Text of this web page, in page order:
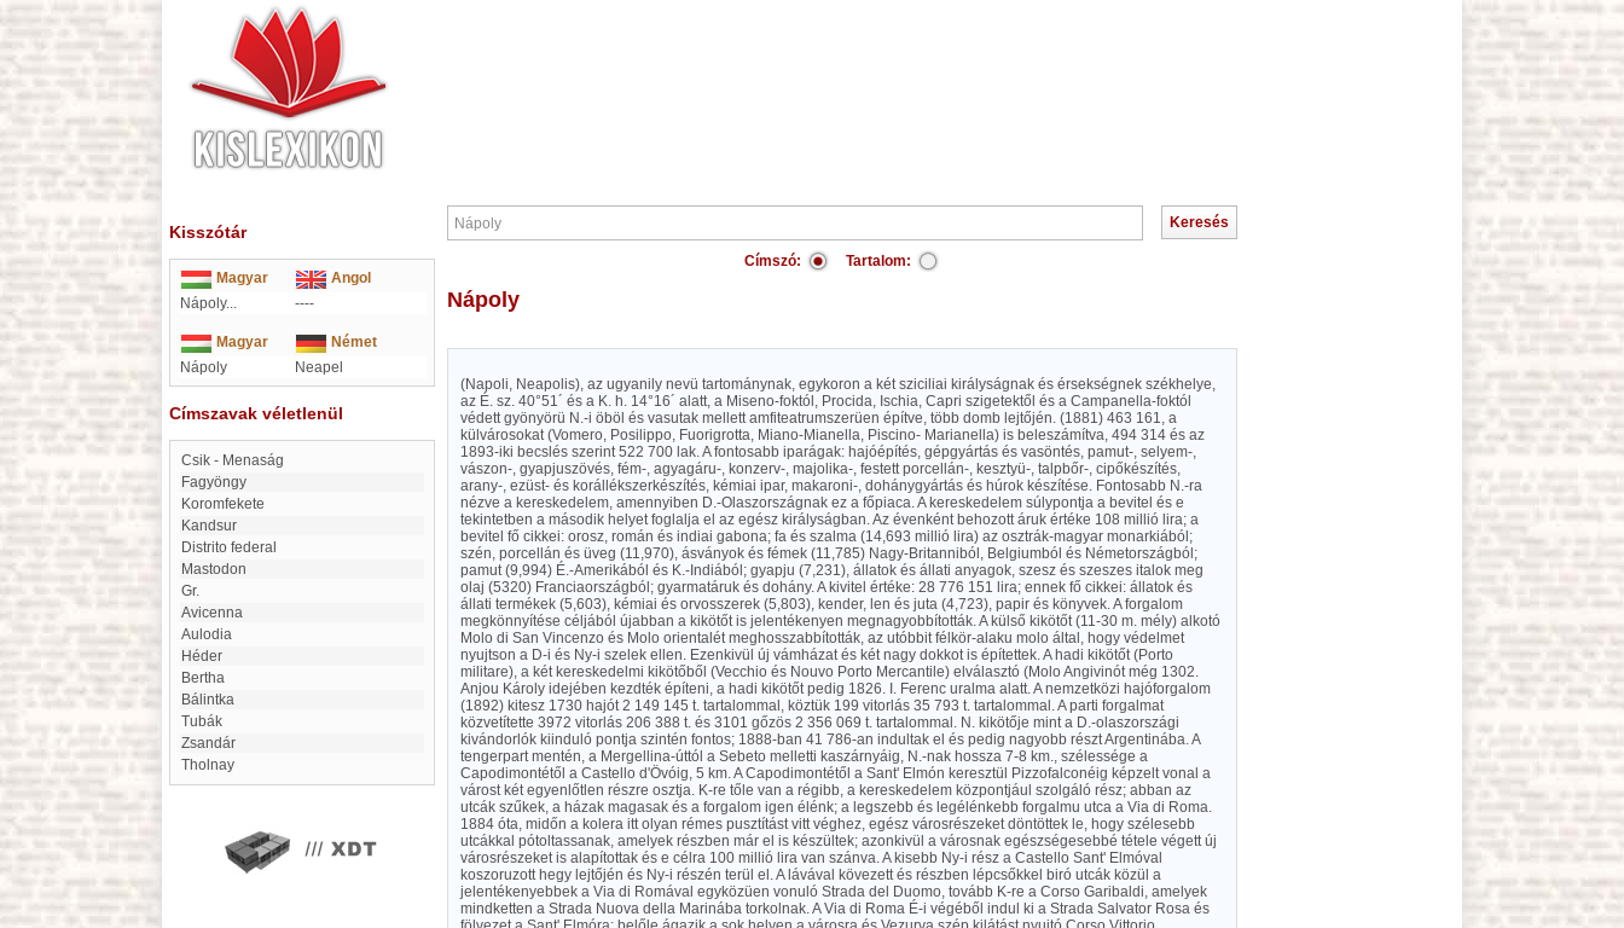
Kisszótár
Magyar
Angol
Nápoly...
----
Magyar
Német
Nápoly
Neapel
Címszavak véletlenül
Csik - Menaság
Fagyöngy
Koromfekete
Kandsur
Distrito federal
Mastodon
Gr.
Avicenna
Aulodia
héder
Bertha
Bálintka
Tubák
Zsandár
Tholnay
Címszó: Tartalom:
Nápoly
(Napoli, Neapolis), az ugyanily nevü tartománynak, egykoron a két sziciliai királyságnak és érsekségnek székhelye,
az É. sz. 40°51´ és a K. h. 14°16´ alatt, a Miseno-foktól, Procida, Ischia, Capri szigetektől és a Campanella-foktól
védett gyönyörü N.-i öböl és vasutak mellett amfiteatrumszerüen építve, több domb lejtőjén. (1881) 463 161, a
külvárosokat (Vomero, Posilippo, Fuorigrotta, Miano-Mianella, Piscino- Marianella) is beleszámítva, 494 314 és az
1893-iki becslés szerint 522 700 lak. A fontosabb iparágak: hajóépítés, gépgyártás és vasöntés, pamut-, selyem-,
vászon-, gyapjuszövés, fém-, agyagáru-, konzerv-, majolika-, festett porcellán-, kesztyü-, talpbőr-, cipőkészítés,
arany-, ezüst- és korállékszerkészítés, kémiai ipar, makaroni-, dohánygyártás és húrok készítése. Fontosabb N.-ra
nézve a kereskedelem, amennyiben D.-Olaszországnak ez a főpiaca. A kereskedelem súlypontja a bevitel és e
tekintetben a második helyet foglalja el az egész királyságban. Az évenként behozott áruk értéke 108 millió lira; a
bevitel fő cikkei: orosz, román és indiai gabona; fa és szalma (14,693 millió lira) az osztrák-magyar monarkiából;
szén, porcellán és üveg (11,970), ásványok és fémek (11,785) Nagy-Britanniból, Belgiumból és Németországból;
pamut (9,994) É.-Amerikából és K.-Indiából; gyapju (7,231), állatok és állati anyagok, szesz és szeszes italok meg
olaj (5320) Franciaországból; gyarmatáruk és dohány. A kivitel értéke: 28 776 151 lira; ennek fő cikkei: állatok és
állati termékek (5,603), kémiai és orvosszerek (5,803), kender, len és juta (4,723), papir és könyvek. A forgalom
megkönnyítése céljából újabban a kikötőt is jelentékenyen megnagyobbították. A külső kikötőt (11-30 m. mély) alkotó
Molo di San Vincenzo és Molo orientalét meghosszabbították, az utóbbit félkör-alaku molo által, hogy védelmet
nyujtson a D-i és Ny-i szelek ellen. Ezenkivül új vámházat és két nagy dokkot is építettek. A hadi kikötőt (Porto
militare), a két kereskedelmi kikötőből (Vecchio és Nouvo Porto Mercantile) elválasztó (Molo Angivinót még 1302.
Anjou Károly idejében kezdték építeni, a hadi kikötőt pedig 1826. I. Ferenc uralma alatt. A nemzetközi hajóforgalom
(1892) kitesz 1730 hajót 2 149 145 t. tartalommal, köztük 199 vitorlás 35 793 t. tartalommal. A parti forgalmat
közvetítette 3972 vitorlás 206 388 t. és 3101 gőzös 2 356 069 t. tartalommal. N. kikötője mint a D.-olaszországi
kivándorlók kiinduló pontja szintén fontos; 1888-ban 41 786-an indultak el és pedig nagyobb részt Argentinába. A
tengerpart mentén, a Mergellina-úttól a Sebeto melletti kaszárnyáig, N.-nak hossza 7-8 km., szélessége a
Capodimontétől a Castello d'Övóig, 5 km. A Capodimontétől a Sant' Elmón keresztül Pizzofalconéig képzelt vonal a
várost két egyenlőtlen részre osztja. K-re tőle van a régibb, a kereskedelem központjául szolgáló rész; abban az
utcák szűkek, a házak magasak és a forgalom igen élénk; a legszebb és legélénkebb forgalmu utca a Via di Roma.
1884 óta, midőn a kolera itt olyan rémes pusztítást vitt véghez, egész városrészeket döntöttek le, hogy szélesebb
utcákkal pótoltassanak, amelyek részben már el is készültek; azonkivül a városnak egészségesebbé tétele végett új
városrészeket is alapítottak és e célra 100 millió lira van szánva. A kisebb Ny-i rész a Castello Sant' Elmóval
koszoruzott hegy lejtőjén és Ny-i részén terül el. A lávával kövezett és részben lépcsőkkel biró utcák közül a
jelentékenyebbek a Via di Romával egyközüen vonuló Strada del Duomo, tovább K-re a Corso Garibaldi, amelyek
mindketten a Strada Nuova della Marinába torkolnak. A Via di Roma É-i végéből indul ki a Strada Salvator Rosa és